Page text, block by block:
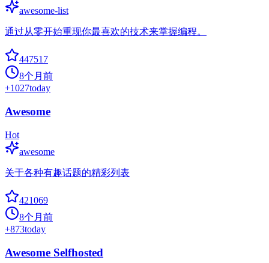
awesome-list
通过从零开始重现你最喜欢的技术来掌握编程。
447517
8个月前
+1027today
Awesome
Hot
awesome
关于各种有趣话题的精彩列表
421069
8个月前
+873today
Awesome Selfhosted